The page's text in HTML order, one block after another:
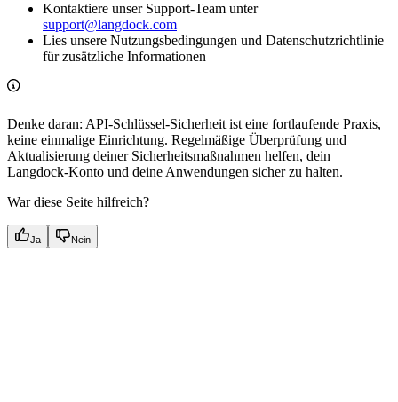
Kontaktiere unser Support-Team unter
support@langdock.com
Lies unsere Nutzungsbedingungen und Datenschutzrichtlinie
für zusätzliche Informationen
Denke daran: API-Schlüssel-Sicherheit ist eine fortlaufende Praxis,
keine einmalige Einrichtung. Regelmäßige Überprüfung und
Aktualisierung deiner Sicherheitsmaßnahmen helfen, dein
Langdock-Konto und deine Anwendungen sicher zu halten.
War diese Seite hilfreich?
Ja Nein